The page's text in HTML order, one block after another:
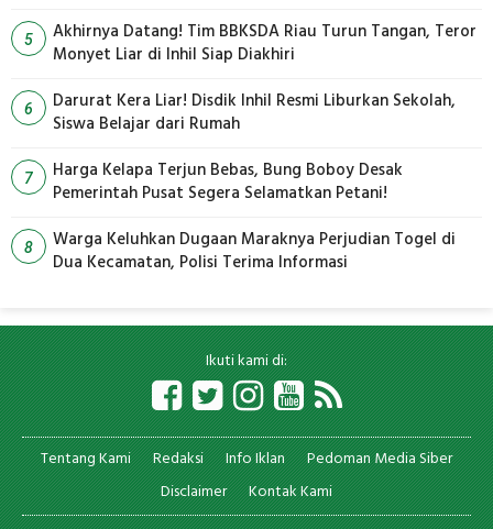
5
Akhirnya Datang! Tim BBKSDA Riau Turun Tangan, Teror
Monyet Liar di Inhil Siap Diakhiri
6
Darurat Kera Liar! Disdik Inhil Resmi Liburkan Sekolah,
Siswa Belajar dari Rumah
7
Harga Kelapa Terjun Bebas, Bung Boboy Desak
Pemerintah Pusat Segera Selamatkan Petani!
8
Warga Keluhkan Dugaan Maraknya Perjudian Togel di
Dua Kecamatan, Polisi Terima Informasi
Ikuti kami di:
Tentang Kami Redaksi Info Iklan
Pedoman Media Siber
Disclaimer
Kontak Kami